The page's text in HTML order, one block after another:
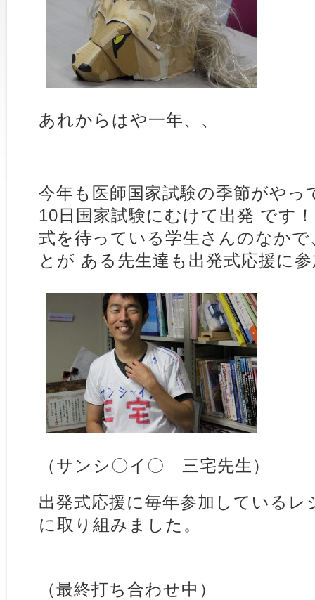
あれからはや一年、、
今年も医師国家試験の季節がや
10日国家試験にむけて出発 です
式を待っている学生さんのなか
とが ある先生達も出発式応援に
（サンシ〇イ〇 三宅先生）
出発式応援に毎年参加している
に取り組みました。
（最終打ち合わせ中）